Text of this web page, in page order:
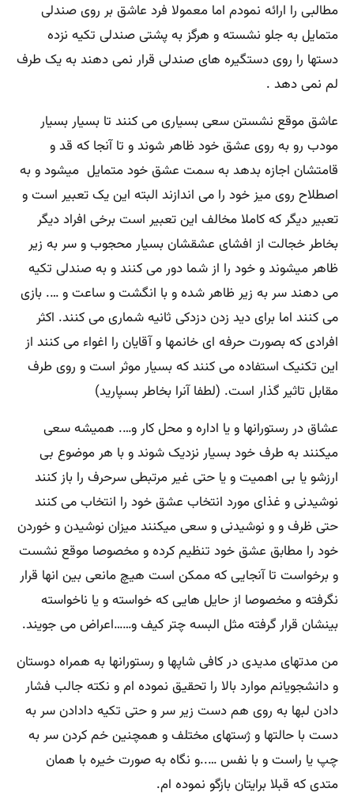
مطالبی را ارائه نمودم اما معمولا فرد عاشق بر روی صندلی
متمایل به جلو نشسته و هرگز به پشتی صندلی تکیه نزده
دستها را روی دستگیره های صندلی قرار نمی دهند به یک طرف
لم نمی دهد .
عاشق موقع نشستن سعی بسیاری می کنند تا بسیار بسیار
مودب رو به روی عشق خود ظاهر شوند و تا آنجا که قد و
قامتشان اجازه بدهد به سمت عشق خود متمایل میشود و به
اصطلاح روی میز خود را می اندازند البته این یک تعبیر است و
تعبیر دیگر که کاملا مخالف این تعبیر است برخی افراد دیگر
بخاطر خجالت از افشای عشقشان بسیار محجوب و سر به زیر
ظاهر میشوند و خود را از شما دور می کنند و به صندلی تکیه
می دهند سر به زیر ظاهر شده و با انگشت و ساعت و …. بازی
می کنند اما برای دید زدن دزدکی ثانیه شماری می کنند. اکثر
افرادی که بصورت حرفه ای خانمها و آقایان را اغواء می کنند از
این تکنیک استفاده می کنند که بسیار موثر است و روی طرف
مقابل تاثیر گذار است. (لطفا آنرا بخاطر بسپارید)
عشاق در رستورانها و یا اداره و محل کار و…. همیشه سعی
میکنند به طرف خود بسیار نزدیک شوند و با هر موضوع بی
ارزشو یا بی اهمیت و یا حتی غیر مرتبطی سرحرف را باز کنند
نوشیدنی و غذای مورد انتخاب عشق خود را انتخاب می کنند
حتی ظرف و و نوشیدنی و سعی میکنند میزان نوشیدن و خوردن
خود را مطابق عشق خود تنظیم کرده و مخصوصا موقع نشست
و برخواست تا آنجایی که ممکن است هیچ مانعی بین انها قرار
نگرفته و مخصوصا از حایل هایی که خواسته و یا ناخواسته
بینشان قرار گرفته مثل البسه چتر کیف و……اعراض می جویند.
من مدتهای مدیدی در کافی شاپها و رستورانها به همراه دوستان
و دانشجویانم موارد بالا را تحقیق نموده ام و نکته جالب فشار
دادن لبها به روی هم دست زیر سر و حتی تکیه دادادن سر به
دست با حالتها و ژستهای مختلف و همچنین خم کردن سر به
چپ یا راست و با نفس …..و نگاه به صورت خیره با همان
متدی که قبلا برایتان بازگو نموده ام.